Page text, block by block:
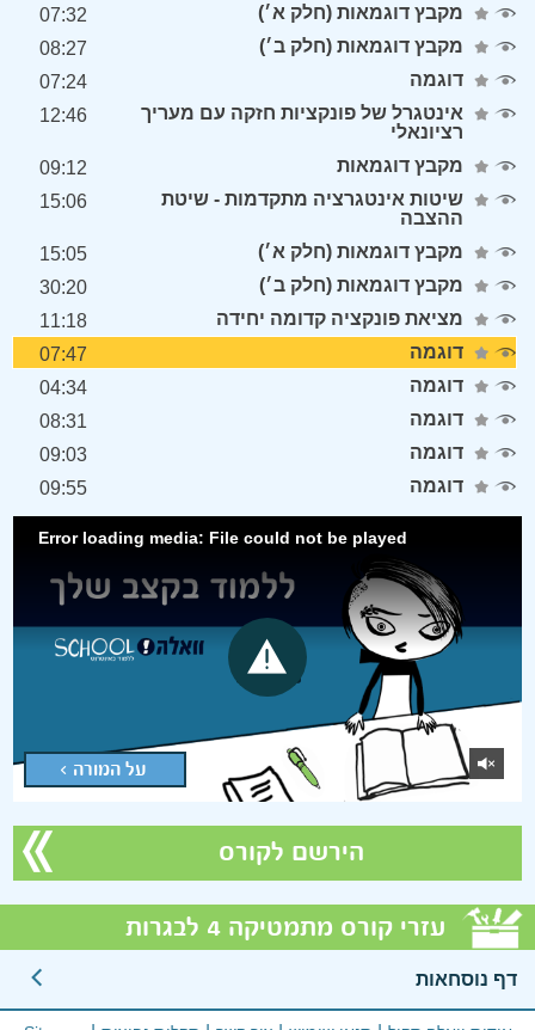
מקבץ דוגמאות (חלק א׳)
07:32
מקבץ דוגמאות (חלק ב׳)
08:27
דוגמה
07:24
אינטגרל של פונקציות חזקה עם מעריך
רציונאלי
12:46
מקבץ דוגמאות
09:12
שיטות אינטגרציה מתקדמות - שיטת
ההצבה
15:06
מקבץ דוגמאות (חלק א׳)
15:05
מקבץ דוגמאות (חלק ב׳)
30:20
מציאת פונקציה קדומה יחידה
11:18
דוגמה
07:47
דוגמה
04:34
דוגמה
08:31
דוגמה
09:03
דוגמה
09:55
על המורה >
Error loading media: File could not be played
הירשם לקורס
עזרי קורס מתמטיקה 4 לבגרות
דף נוסחאות